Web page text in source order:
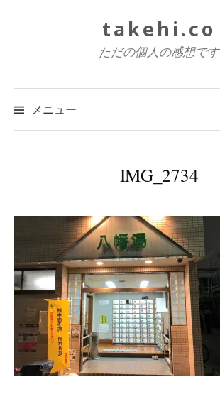
ツ
へ
ス
takehi.co
ただの個人の感想です
メニュー
IMG_2734